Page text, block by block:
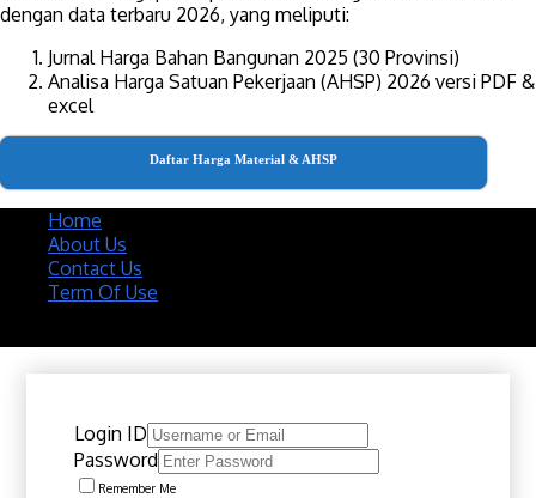
dengan data terbaru 2026, yang meliputi:
Jurnal Harga Bahan Bangunan 2025 (30 Provinsi)
Analisa Harga Satuan Pekerjaan (AHSP) 2026 versi PDF &
excel
Daftar Harga Material & AHSP
Home
About Us
Contact Us
Term Of Use
Login ID
Password
Remember Me